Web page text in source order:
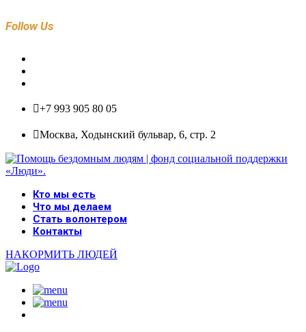
Follow Us
+7 993 905 80 05
Москва, Ходынский бульвар, 6, стр. 2
Кто мы есть
Что мы делаем
Стать волонтером
Контакты
НАКОРМИТЬ ЛЮДЕЙ